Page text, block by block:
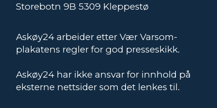
Storebotn 9B 5309 Kleppestø
Askøy24 arbeider etter Vær Varsom-
plakatens regler for god presseskikk.
Askøy24 har ikke ansvar for innhold på
eksterne nettsider som det lenkes til.